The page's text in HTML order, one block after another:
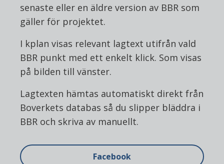
senaste eller en äldre version av BBR som
gäller för projektet.
I kplan visas relevant lagtext utifrån vald
BBR punkt med ett enkelt klick. Som visas
på bilden till vänster.
Lagtexten hämtas automatiskt direkt från
Boverkets databas så du slipper bläddra i
BBR och skriva av manuellt.
Facebook